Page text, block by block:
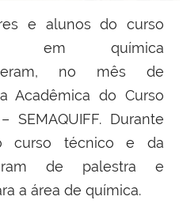
e alunos do curso
em química
no mês de
Acadêmica do Curso
SEMAQUIFF. Durante
curso técnico e da
de palestra e
a área de química.